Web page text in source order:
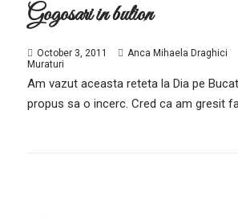
Gogosari in bulion
October 3, 2011 Anca Mihaela Draghici
Muraturi
Am vazut aceasta reteta la Dia pe
propus sa o incerc. Cred ca am gresit